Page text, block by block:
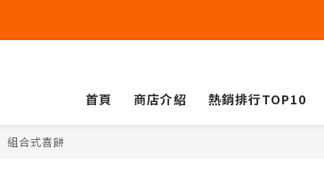
首頁
商店介紹 熱銷排行TOP10
組合式喜餅